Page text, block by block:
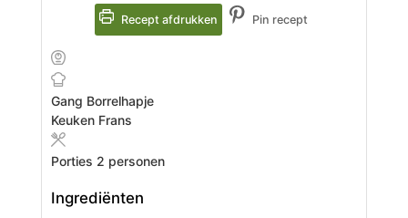
Recept afdrukken Pin recept
Gang Borrelhapje
Keuken Frans
Porties 2 personen
Ingrediënten